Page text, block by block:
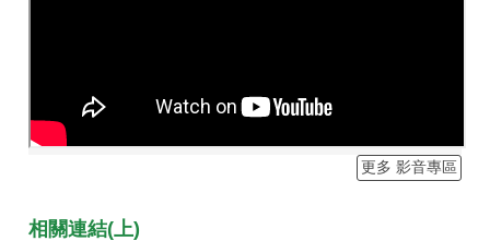
更多 影音專區
相關連結(上)